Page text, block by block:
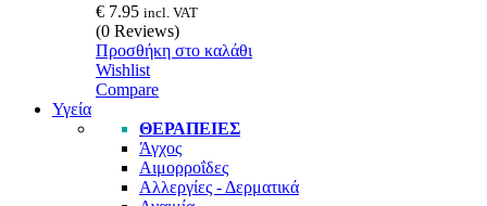
€ 7.95 incl. VAT
(0 Reviews)
Προσθήκη στο καλάθι
Wishlist
Compare
Υγεία
ΘΕΡΑΠΕΊΕΣ
Άγχος
Αιμορροΐδες
Αλλεργίες - Δερματικά